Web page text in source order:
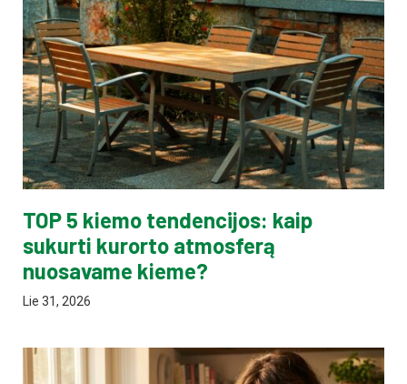
TOP 5 kiemo tendencijos: kaip
sukurti kurorto atmosferą
nuosavame kieme?
Lie 31, 2026